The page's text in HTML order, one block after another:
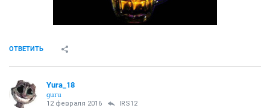
ОТВЕТИТЬ
Yura_18
guru
12 февраля 2016 IRS12